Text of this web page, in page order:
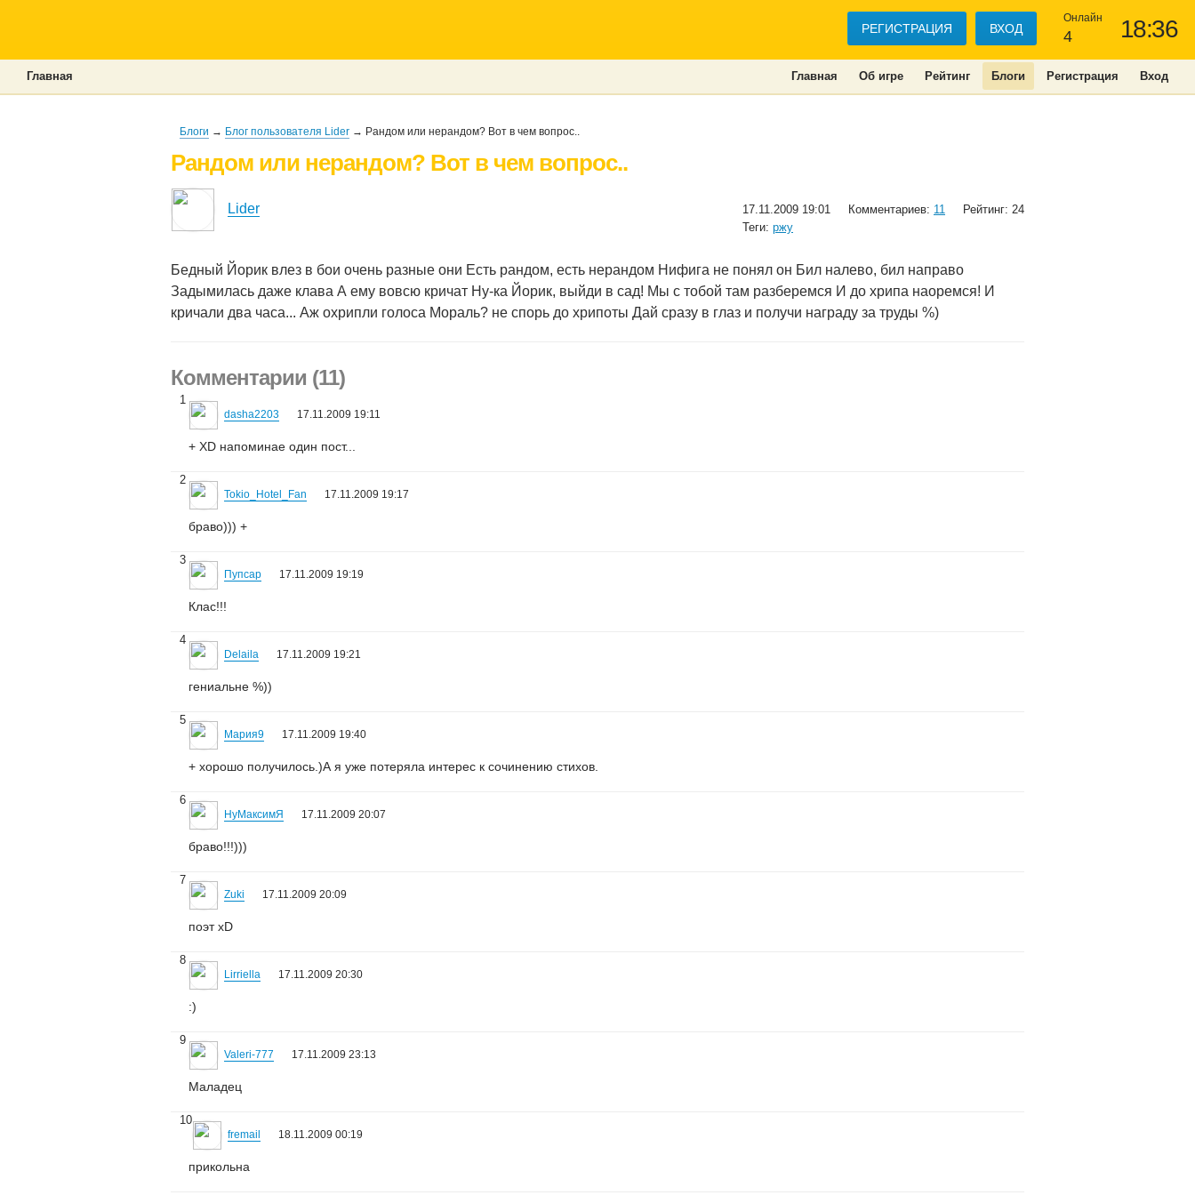
18:36
Онлайн
4
РЕГИСТРАЦИЯ ВХОД
Главная Об игре Рейтинг Блоги Регистрация Вход
Главная
Блоги → Блог пользователя Lider → Рандом или нерандом? Вот в чем вопрос..
Рандом или нерандом? Вот в чем вопрос..
Lider 17.11.2009 19:01 Комментариев: 11
Рейтинг: 24
Теги: ржу
Бедный Йорик влез в бои очень разные они Есть рандом, есть нерандом Нифига не понял он Бил налево, бил направо
Задымилась даже клава А ему вовсю кричат Ну-ка Йорик, выйди в сад! Мы с тобой там разберемся И до хрипа наоремся! И
кричали два часа... Аж охрипли голоса Мораль? не спорь до хрипоты Дай сразу в глаз и получи награду за труды %)
Комментарии (11)
1
dasha2203 17.11.2009 19:11
+ ХD напоминае один пост...
2
Tokio_Hotel_Fan 17.11.2009 19:17
браво))) +
3
Пупсар 17.11.2009 19:19
Клас!!!
4
Delaila 17.11.2009 19:21
гениальне %))
5
Мария9 17.11.2009 19:40
+ хорошо получилось.)А я уже потеряла интерес к сочинению стихов.
6
НуМаксимЯ 17.11.2009 20:07
браво!!!)))
7
Zuki 17.11.2009 20:09
поэт xD
8
Lirriella 17.11.2009 20:30
:)
9
Valeri-777 17.11.2009 23:13
Маладец
10
fremail 18.11.2009 00:19
прикольна